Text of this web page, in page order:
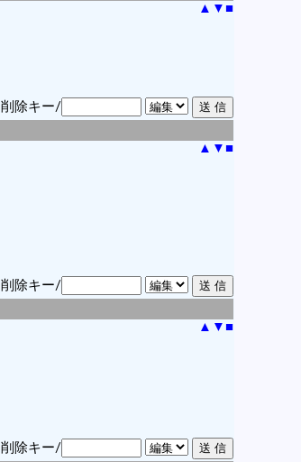
▲ ▼ ■
削除キー/
▲ ▼ ■
削除キー/
▲ ▼ ■
削除キー/